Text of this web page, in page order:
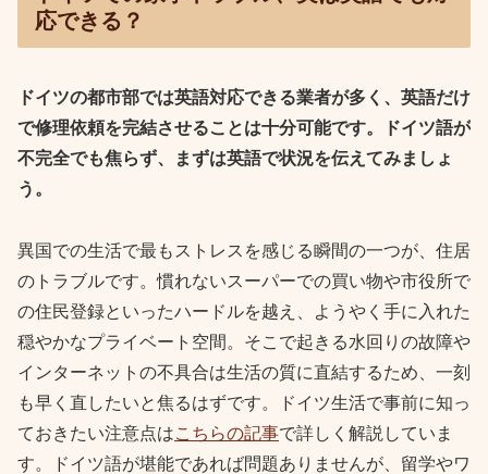
応できる？
ドイツの都市部では英語対応できる業者が多く、英語だけ
で修理依頼を完結させることは十分可能です。ドイツ語が
不完全でも焦らず、まずは英語で状況を伝えてみましょ
う。
異国での生活で最もストレスを感じる瞬間の一つが、住居
のトラブルです。慣れないスーパーでの買い物や市役所で
の住民登録といったハードルを越え、ようやく手に入れた
穏やかなプライベート空間。そこで起きる水回りの故障や
インターネットの不具合は生活の質に直結するため、一刻
も早く直したいと焦るはずです。ドイツ生活で事前に知っ
ておきたい注意点はこちらの記事で詳しく解説していま
す。ドイツ語が堪能であれば問題ありませんが、留学やワ